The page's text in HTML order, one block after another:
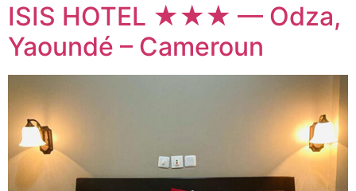
ISIS HOTEL ★★★ — Odza,
Yaoundé – Cameroun